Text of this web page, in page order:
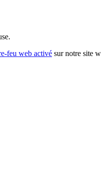
feu web activé sur notre site